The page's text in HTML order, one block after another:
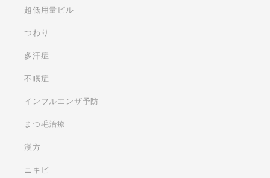
超低用量ピル
つわり
多汗症
不眠症
インフルエンザ予防
まつ毛治療
漢方
ニキビ